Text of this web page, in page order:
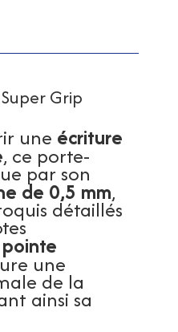
Grip
une écriture
, ce porte-
par son
de 0,5 mm,
détaillés
pointe
une
de la
ainsi sa